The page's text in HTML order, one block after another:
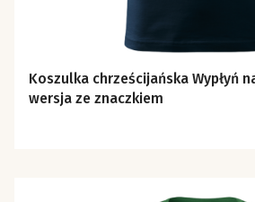
Koszulka chrześcijańska Wypłyń
wersja ze znaczkiem